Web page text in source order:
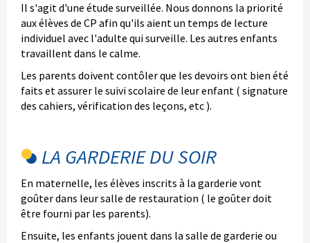
Il s'agit d'une étude surveillée. Nous donnons la priorité
aux élèves de CP afin qu'ils aient un temps de lecture
individuel avec l'adulte qui surveille. Les autres enfants
travaillent dans le calme.
Les parents doivent contôler que les devoirs ont bien été
faits et assurer le suivi scolaire de leur enfant ( signature
des cahiers, vérification des leçons, etc ).
LA GARDERIE DU SOIR
En maternelle, les élèves inscrits à la garderie vont
goûter dans leur salle de restauration ( le goûter doit
être fourni par les parents).
Ensuite, les enfants jouent dans la salle de garderie ou